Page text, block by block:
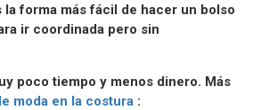
la forma más fácil de hacer un bolso
ir coordinada pero sin
poco tiempo y menos dinero. Más
moda en la costura :